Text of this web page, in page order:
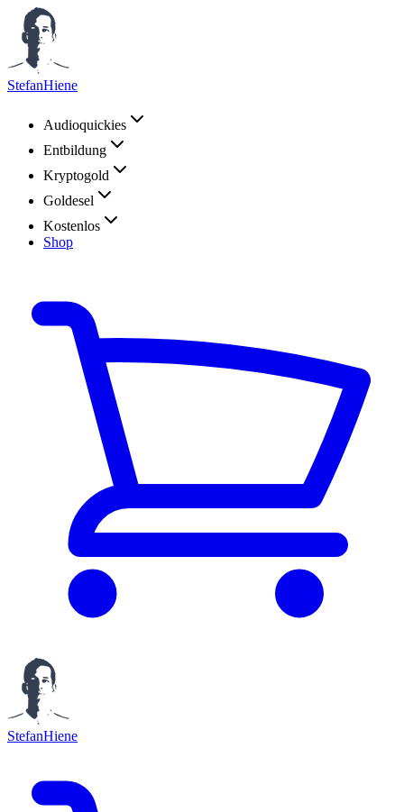
StefanHiene
Audioquickies
Entbildung
Kryptogold
Goldesel
Kostenlos
Shop
StefanHiene